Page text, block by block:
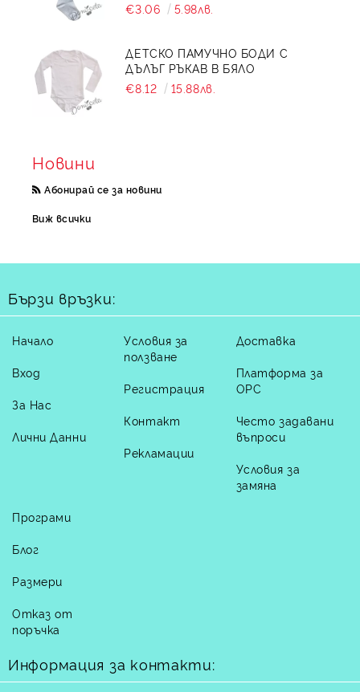
€3.06
5.98лв.
ДЕТСКО ПАМУЧНО БОДИ С
ДЪЛЪГ РЪКАВ В БЯЛО
€8.12
15.88лв.
Новини
Абонирай се за новини
Виж всички
Бързи връзки:
Начало
Вход
За Нас
Лични Данни
Условия за
ползване
Регистрация
Контакт
Рекламации
Доставка
Платформа за
ОРС
Често задавани
въпроси
Условия за
замяна
Програми
Блог
Размери
Отказ от
поръчка
Информация за контакти: